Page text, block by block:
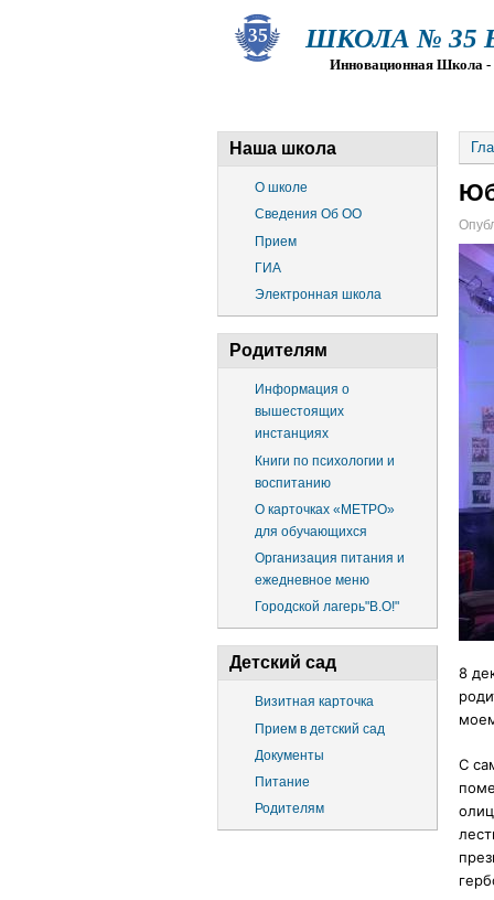
ШКОЛА № 35
Инновационная Школа -
Наша школа
О школе
Сведения Об ОО
Прием
ГИА
Электронная школа
Родителям
Информация о
вышестоящих
инстанциях
Книги по психологии и
воспитанию
О карточках «МЕТРО»
для обучающихся
Организация питания и
ежедневное меню
Городской лагерь"В.О!"
Детский сад
Визитная карточка
Прием в детский сад
Документы
Питание
Родителям
8
С